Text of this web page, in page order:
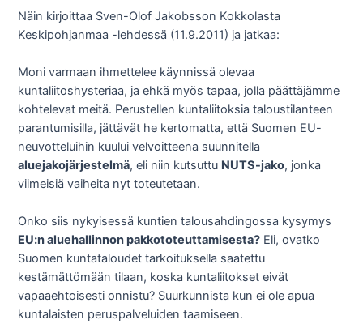
Näin kirjoittaa Sven-Olof Jakobsson Kokkolasta
Keskipohjanmaa -lehdessä (11.9.2011) ja jatkaa:
Moni varmaan ihmettelee käynnissä olevaa
kuntaliitoshysteriaa, ja ehkä myös tapaa, jolla päättäjämme
kohtelevat meitä. Perustellen kuntaliitoksia taloustilanteen
parantumisilla, jättävät he kertomatta, että Suomen EU-
neuvotteluihin kuului velvoitteena suunnitella
aluejakojärjestelmä, eli niin kutsuttu NUTS-jako, jonka
viimeisiä vaiheita nyt toteutetaan.
Onko siis nykyisessä kuntien talousahdingossa kysymys
EU:n aluehallinnon pakkototeuttamisesta? Eli, ovatko
Suomen kuntataloudet tarkoituksella saatettu
kestämättömään tilaan, koska kuntaliitokset eivät
vapaaehtoisesti onnistu? Suurkunnista kun ei ole apua
kuntalaisten peruspalveluiden taamiseen.